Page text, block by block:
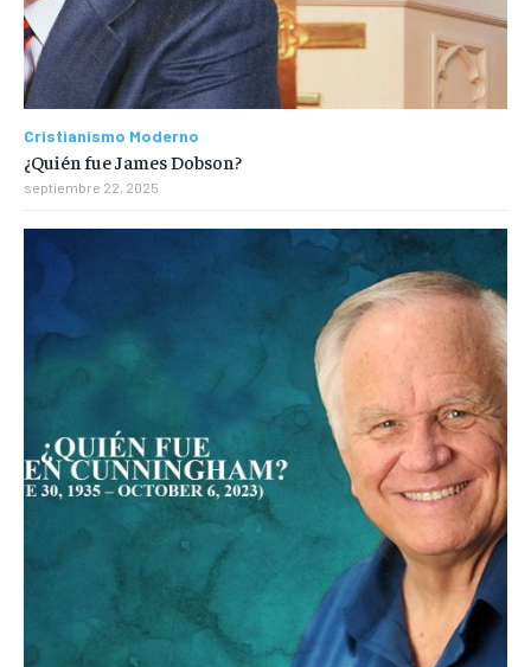
Cristianismo Moderno
¿Quién fue James Dobson?
septiembre 22, 2025